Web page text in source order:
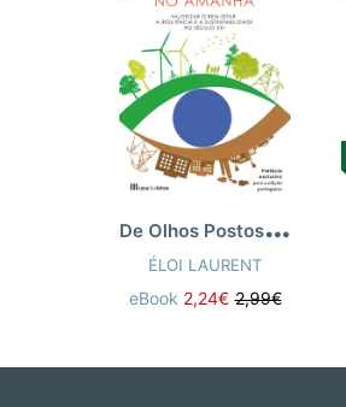
D
e Olhos Postos no Amanhã
ÉLOI LAURENT
eBook 2,24€ 2,99€